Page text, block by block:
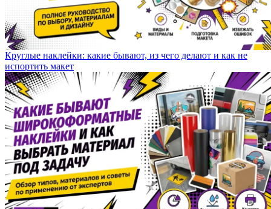
Круглые наклейки: какие бывают, из чего делают и как не
испортить макет